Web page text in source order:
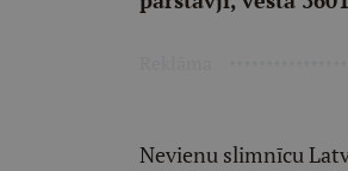
Nevienu slimnīcu